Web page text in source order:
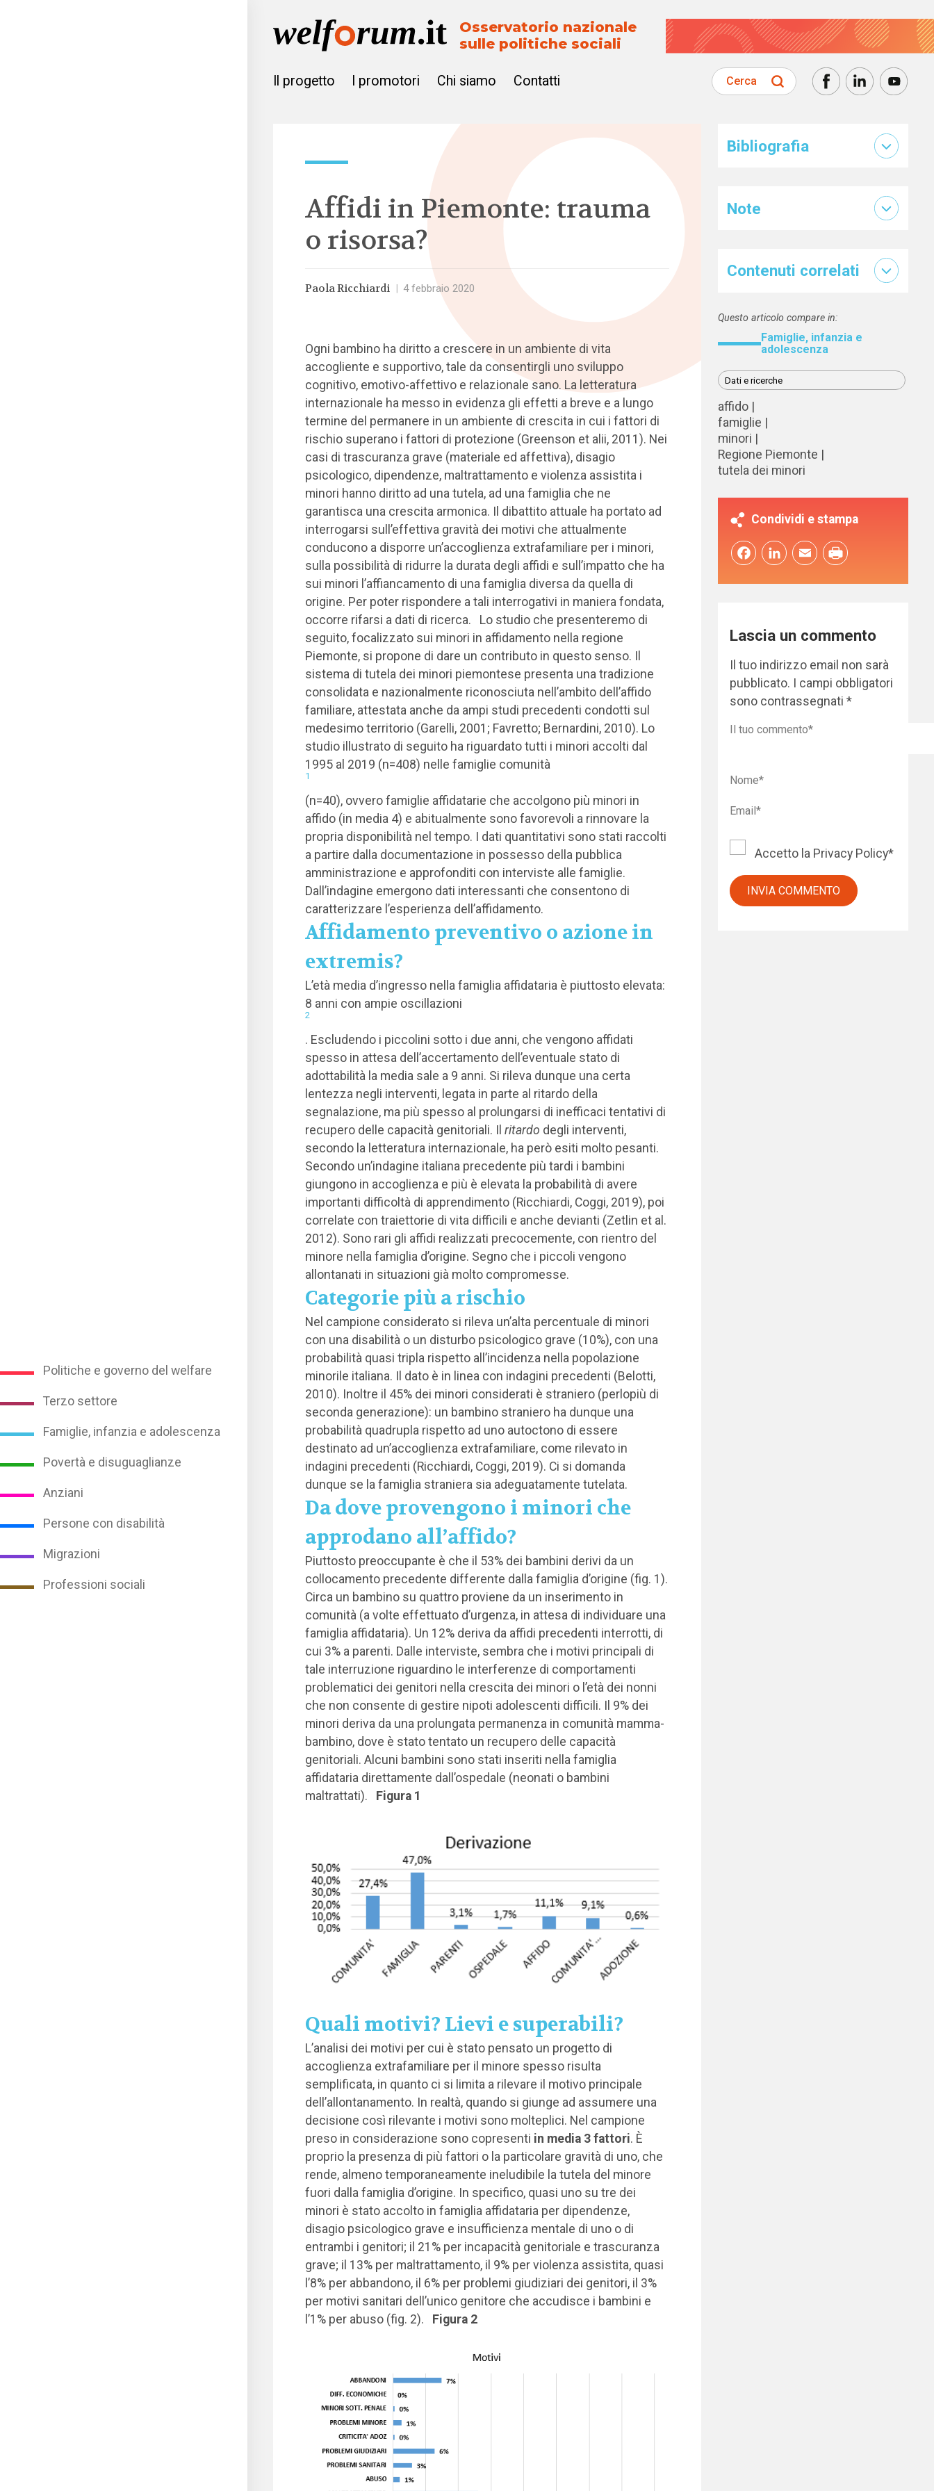
Politiche e governo del welfare
Terzo settore
Famiglie, infanzia e adolescenza
Povertà e disuguaglianze
Anziani
Persone con disabilità
Migrazioni
Professioni sociali
Osservatorio nazionale
sulle politiche sociali
Il progetto I promotori Chi siamo Contatti Cerca
Affidi in Piemonte: trauma
o risorsa?
Paola Ricchiardi 4 febbraio 2020
Ogni bambino ha diritto a crescere in un ambiente di vita
accogliente e supportivo, tale da consentirgli uno sviluppo
cognitivo, emotivo-affettivo e relazionale sano. La letteratura
internazionale ha messo in evidenza gli effetti a breve e a lungo
termine del permanere in un ambiente di crescita in cui i fattori di
rischio superano i fattori di protezione (Greenson et alii, 2011). Nei
casi di trascuranza grave (materiale ed affettiva), disagio
psicologico, dipendenze, maltrattamento e violenza assistita i
minori hanno diritto ad una tutela, ad una famiglia che ne
garantisca una crescita armonica. Il dibattito attuale ha portato ad
interrogarsi sull’effettiva gravità dei motivi che attualmente
conducono a disporre un’accoglienza extrafamiliare per i minori,
sulla possibilità di ridurre la durata degli affidi e sull’impatto che ha
sui minori l’affiancamento di una famiglia diversa da quella di
origine. Per poter rispondere a tali interrogativi in maniera fondata,
occorre rifarsi a dati di ricerca. Lo studio che presenteremo di
seguito, focalizzato sui minori in affidamento nella regione
Piemonte, si propone di dare un contributo in questo senso. Il
sistema di tutela dei minori piemontese presenta una tradizione
consolidata e nazionalmente riconosciuta nell’ambito dell’affido
familiare, attestata anche da ampi studi precedenti condotti sul
medesimo territorio (Garelli, 2001; Favretto; Bernardini, 2010). Lo
studio illustrato di seguito ha riguardato tutti i minori accolti dal
1995 al 2019 (n=408) nelle famiglie comunità
1
(n=40), ovvero famiglie affidatarie che accolgono più minori in
affido (in media 4) e abitualmente sono favorevoli a rinnovare la
propria disponibilità nel tempo. I dati quantitativi sono stati raccolti
a partire dalla documentazione in possesso della pubblica
amministrazione e approfonditi con interviste alle famiglie.
Dall’indagine emergono dati interessanti che consentono di
caratterizzare l’esperienza dell’affidamento.
Affidamento preventivo o azione in
extremis?
L’età media d’ingresso nella famiglia affidataria è piuttosto elevata:
8 anni con ampie oscillazioni
2
. Escludendo i piccolini sotto i due anni, che vengono affidati
spesso in attesa dell’accertamento dell’eventuale stato di
adottabilità la media sale a 9 anni. Si rileva dunque una certa
lentezza negli interventi, legata in parte al ritardo della
segnalazione, ma più spesso al prolungarsi di inefficaci tentativi di
recupero delle capacità genitoriali. Il ritardo degli interventi,
secondo la letteratura internazionale, ha però esiti molto pesanti.
Secondo un’indagine italiana precedente più tardi i bambini
giungono in accoglienza e più è elevata la probabilità di avere
importanti difficoltà di apprendimento (Ricchiardi, Coggi, 2019), poi
correlate con traiettorie di vita difficili e anche devianti (Zetlin et al.
2012). Sono rari gli affidi realizzati precocemente, con rientro del
minore nella famiglia d’origine. Segno che i piccoli vengono
allontanati in situazioni già molto compromesse.
Categorie più a rischio
Nel campione considerato si rileva un’alta percentuale di minori
con una disabilità o un disturbo psicologico grave (10%), con una
probabilità quasi tripla rispetto all’incidenza nella popolazione
minorile italiana. Il dato è in linea con indagini precedenti (Belotti,
2010). Inoltre il 45% dei minori considerati è straniero (perlopiù di
seconda generazione): un bambino straniero ha dunque una
probabilità quadrupla rispetto ad uno autoctono di essere
destinato ad un’accoglienza extrafamiliare, come rilevato in
indagini precedenti (Ricchiardi, Coggi, 2019). Ci si domanda
dunque se la famiglia straniera sia adeguatamente tutelata.
Da dove provengono i minori che
approdano all’affido?
Piuttosto preoccupante è che il 53% dei bambini derivi da un
collocamento precedente differente dalla famiglia d’origine (fig. 1).
Circa un bambino su quattro proviene da un inserimento in
comunità (a volte effettuato d’urgenza, in attesa di individuare una
famiglia affidataria). Un 12% deriva da affidi precedenti interrotti, di
cui 3% a parenti. Dalle interviste, sembra che i motivi principali di
tale interruzione riguardino le interferenze di comportamenti
problematici dei genitori nella crescita dei minori o l’età dei nonni
che non consente di gestire nipoti adolescenti difficili. Il 9% dei
minori deriva da una prolungata permanenza in comunità mamma-
bambino, dove è stato tentato un recupero delle capacità
genitoriali. Alcuni bambini sono stati inseriti nella famiglia
affidataria direttamente dall’ospedale (neonati o bambini
maltrattati). Figura 1
Quali motivi? Lievi e superabili?
L’analisi dei motivi per cui è stato pensato un progetto di
accoglienza extrafamiliare per il minore spesso risulta
semplificata, in quanto ci si limita a rilevare il motivo principale
dell’allontanamento. In realtà, quando si giunge ad assumere una
decisione così rilevante i motivi sono molteplici. Nel campione
preso in considerazione sono copresenti in media 3 fattori. È
proprio la presenza di più fattori o la particolare gravità di uno, che
rende, almeno temporaneamente ineludibile la tutela del minore
fuori dalla famiglia d’origine. In specifico, quasi uno su tre dei
minori è stato accolto in famiglia affidataria per dipendenze,
disagio psicologico grave e insufficienza mentale di uno o di
entrambi i genitori; il 21% per incapacità genitoriale e trascuranza
grave; il 13% per maltrattamento, il 9% per violenza assistita, quasi
l’8% per abbandono, il 6% per problemi giudiziari dei genitori, il 3%
per motivi sanitari dell’unico genitore che accudisce i bambini e
l’1% per abuso (fig. 2). Figura 2
Bibliografia
Note
Contenuti correlati
Questo articolo compare in:
Famiglie, infanzia e
adolescenza
Dati e ricerche
affido
famiglie
minori
Regione Piemonte
tutela dei minori
Condividi e stampa
FacebookLinkedInEmail
Lascia un commento
Il tuo indirizzo email non sarà
pubblicato. I campi obbligatori
sono contrassegnati*
Accetto la Privacy Policy*